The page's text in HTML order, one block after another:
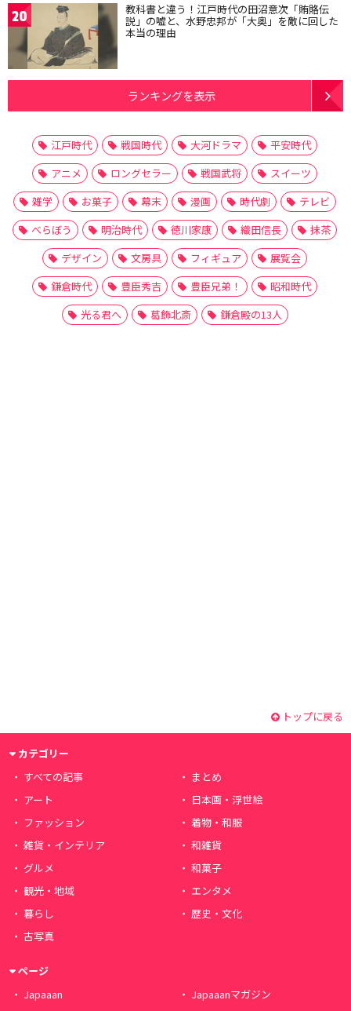
20 教科書と違う！江戸時代の田沼意次「賄賂伝
説」の嘘と、水野忠邦が「大奥」を敵に回した
本当の理由
ランキングを表示
江戸時代 戦国時代 大河ドラマ
平安時代
アニメ
ロングセラー 戦国武将
スイーツ
雑学
お菓子 幕末 漫画 時代劇
テレビ
べらぼう
明治時代 徳川家康 織田信長
抹茶
デザイン
文房具 フィギュア
展覧会
鎌倉時代
豊臣秀吉 豊臣兄弟！
昭和時代
光る君へ
葛飾北斎 鎌倉殿の13人
トップに戻る
カテゴリー
すべての記事
まとめ
アート
日本画・浮世絵
ファッション
着物・和服
雑貨・インテリア
和雑貨
グルメ
和菓子
観光・地域
エンタメ
暮らし
歴史・文化
古写真
ページ
Japaaan
Japaaanマガジン